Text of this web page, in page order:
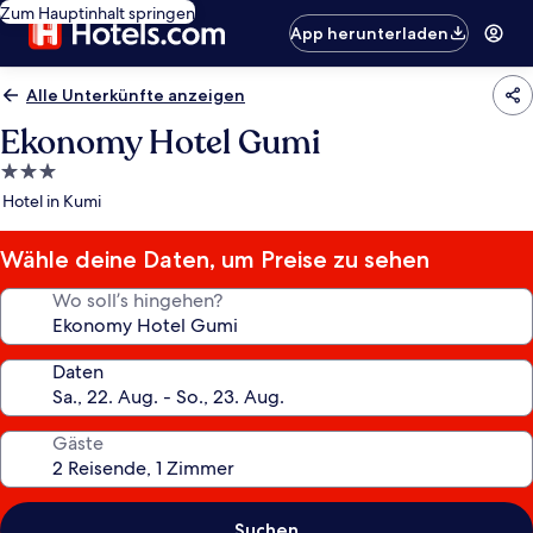
Zum Hauptinhalt springen
App herunterladen
Alle Unterkünfte anzeigen
Ekonomy Hotel Gumi
3.0-
Sterne-
Hotel in Kumi
Wähle deine Daten, um Preise zu sehen
Wo soll’s hingehen?
Daten
Gäste